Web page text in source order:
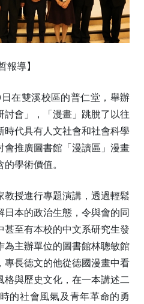
報導】
在雙溪校區的普仁堂，舉辦
會」，「漫畫」跳脫了以往
時代具有人文社會和社會科學
會推廣圖書館「漫讀區」漫畫
學術價值。
授進行專題演講，透過輕鬆
本的政治生態，令與會的同
至有本校的中文系研究生發
主辦單位的圖書館林聰敏館
長德文的他從德國漫畫中看
格與歷史文化，在一本講述二
的社會風氣及青年革命的勇